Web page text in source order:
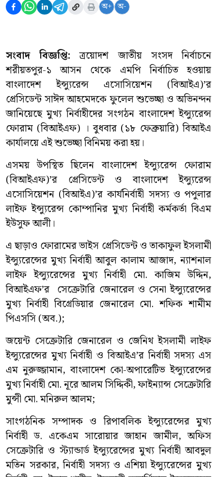
অ+ অ-
সংবাদ বিজ্ঞপ্তি: ত্রয়োদশ জাতীয় সংসদ নির্বাচনে
শরীয়তপুর-১ আসন থেকে এমপি নির্বাচিত হওয়ায়
বাংলাদেশ ইন্স্যুরেন্স এসোসিয়েশন (বিআইএ)’র
প্রেসিডেন্ট সাঈদ আহমেদকে ফুলেল শুভেচ্ছা ও অভিনন্দন
জানিয়েছে মুখ্য নির্বাহীদের সংগঠন বাংলাদেশ ইন্স্যুরেন্স
ফোরাম (বিআইএফ) । বুধবার (১৮ ফেব্রুয়ারি) বিআইএ
কার্যালয়ে এই শুভেচ্ছা বিনিময় করা হয়।
এসময় উপস্থিত ছিলেন বাংলাদেশ ইন্স্যুরেন্স ফোরাম
(বিআইএফ)’র প্রেসিডেন্ট ও বাংলাদেশ ইন্স্যুরেন্স
এসোসিয়েশন (বিআইএ)’র কার্যনির্বাহী সদস্য ও পপুলার
লাইফ ইন্স্যুরেন্স কোম্পানির মুখ্য নির্বাহী কর্মকর্তা বিএম
ইউসুফ আলী।
এ ছাড়াও ফোরামের ভাইস প্রেসিডেন্ট ও তাকাফুল ইসলামী
ইন্স্যুরেন্সের মুখ্য নির্বাহী আবুল কালাম আজাদ, ন্যাশনাল
লাইফ ইন্স্যুরেন্সের মুখ্য নির্বাহী মো. কাজিম উদ্দিন,
বিআইএফ’র সেক্রেটারি জেনারেল ও সেনা ইন্স্যুরেন্সের
মুখ্য নির্বাহী বিগ্রেডিয়ার জেনারেল মো. শফিক শামীম
পিএসসি (অব.);
জয়েন্ট সেক্রেটারি জেনারেল ও জেনিথ ইসলামী লাইফ
ইন্স্যুরেন্সের মুখ্য নির্বাহী ও বিআইএ’র নির্বাহী সদস্য এস
এম নুরুজ্জামান, বাংলাদেশ কো-অপারেটিভ ইন্স্যুরেন্সের
মুখ্য নির্বাহী মো. নূরে আলম সিদ্দিকী, ফাইন্যান্স সেক্রেটারি
মুন্সী মো. মনিরুল আলম;
সাংগঠনিক সম্পাদক ও রিপাবলিক ইন্স্যুরেন্সের মুখ্য
নির্বাহী ড. একেএম সারোয়ার জাহান জামীল, অফিস
সেক্রেটারি ও স্ট্যান্ডার্ড ইন্স্যুরেন্সের মুখ্য নির্বাহী আবদুল
মতিন সরকার, নির্বাহী সদস্য ও এশিয়া ইন্স্যুরেন্সের মুখ্য